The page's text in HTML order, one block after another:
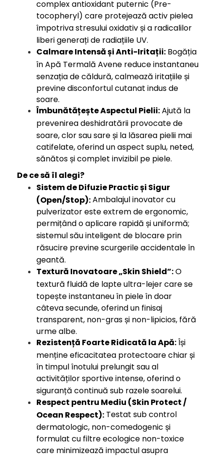
complex antioxidant puternic (Pre-
tocopheryl) care protejează activ pielea
împotriva stresului oxidativ și a radicalilor
liberi generați de radiațiile UV.
Calmare Intensă și Anti-Iritații: Bogăția
în Apă Termală Avene reduce instantaneu
senzația de căldură, calmează iritațiile și
previne disconfortul cutanat indus de
soare.
Îmbunătățește Aspectul Pielii:Ajută la
prevenirea deshidratării provocate de
soare, clor sau sare și la lăsarea pielii mai
catifelate, oferind un aspect suplu, neted,
sănătos și complet invizibil pe piele.
De ce să îl alegi?
Sistem de Difuzie Practic și Sigur
(Open/Stop):Ambalajul inovator cu
pulverizator este extrem de ergonomic,
permițând o aplicare rapidă și uniformă;
sistemul său inteligent de blocare prin
răsucire previne scurgerile accidentale în
geantă.
Textură Inovatoare „Skin Shield”:O
textură fluidă de lapte ultra-lejer care se
topește instantaneu în piele în doar
câteva secunde, oferind un finisaj
transparent, non-gras și non-lipicios, fără
urme albe.
Rezistență Foarte Ridicată la Apă:Își
menține eficacitatea protectoare chiar și
în timpul înotului prelungit sau al
activităților sportive intense, oferind o
siguranță continuă sub razele soarelui.
Respect pentru Mediu (Skin Protect /
Ocean Respect): Testat sub control
dermatologic, non-comedogenic și
formulat cu filtre ecologice non-toxice
care minimizează impactul asupra